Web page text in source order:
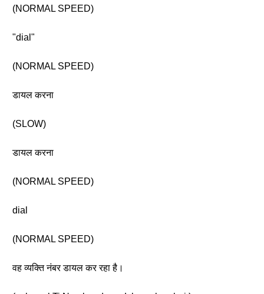
(NORMAL SPEED)
"dial"
(NORMAL SPEED)
डायल करना
(SLOW)
डायल करना
(NORMAL SPEED)
dial
(NORMAL SPEED)
वह व्यक्ति नंबर डायल कर रहा है।